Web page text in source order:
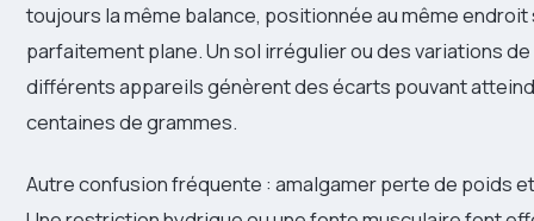
toujours la même balance, positionnée au même endroit
parfaitement plane. Un sol irrégulier ou des variations
différents appareils génèrent des écarts pouvant
centaines de grammes.
Autre confusion fréquente : amalgamer perte de poids